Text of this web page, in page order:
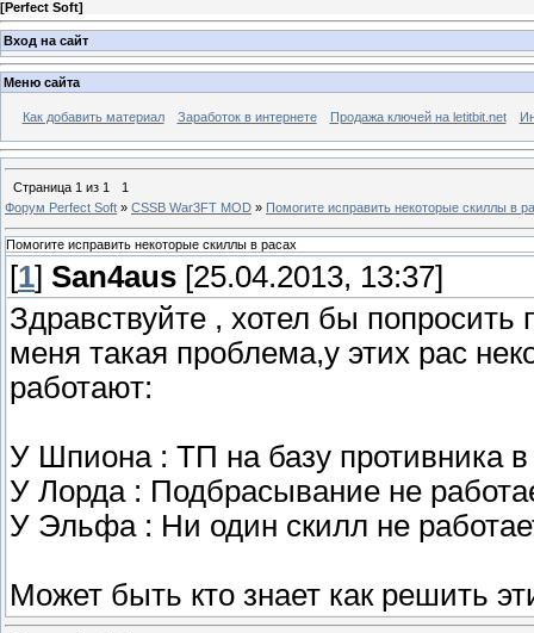
[Perfect Soft]
Вход на сайт
Меню сайта
Как добавить материал Заработок в интернете Продажа ключей на letitbit.net
Страница 1 из 1
1
Форум Perfect Soft » CSSB War3FT MOD » Помогите исправить некоторые скиллы в
Помогите исправить некоторые скиллы в расах
[1] San4aus [25.04.2013, 13:37]
Здравствуйте , хотел бы
меня такая проблема,у этих рас
работают:
У Шпиона : ТП на базу противника в
У Лорда : Подбрасывание не
У Эльфа : Ни один скилл не
Может быть кто знает как решить